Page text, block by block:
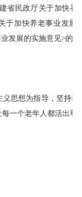
省民政厅关于加快补
于加快养老事业发
发展的实施意见>的
想为指导，坚持在
一个老年人都活出尊